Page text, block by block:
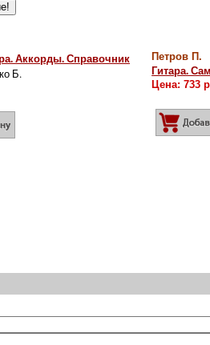
Аккорды. Справочник
Б.
Петров П.
Гитара.
Цена: 733